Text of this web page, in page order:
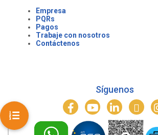
Empresa
PQRs
Pagos
Trabaje con nosotros
Contáctenos
Síguenos